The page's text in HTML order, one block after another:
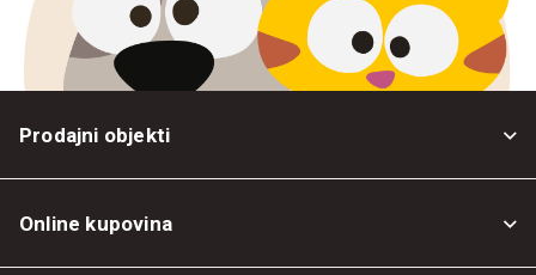
Prodajni objekti
Online kupovina